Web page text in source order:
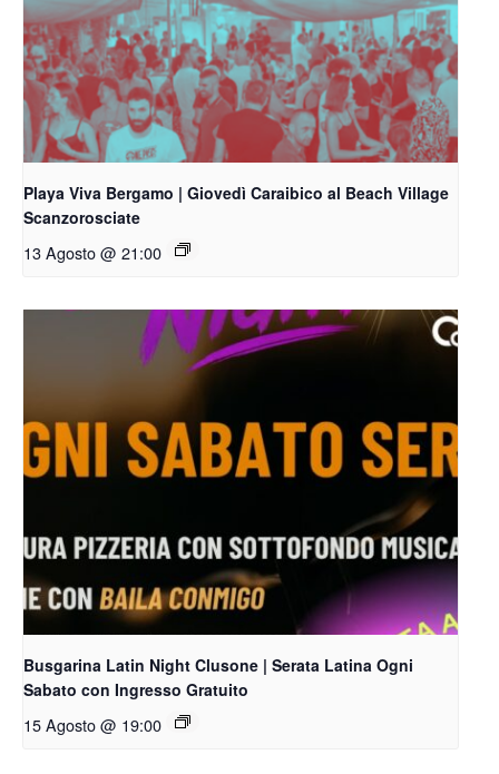
Playa Viva Bergamo | Giovedì Caraibico al Beach Village
Scanzorosciate
13 Agosto @ 21:00
Busgarina Latin Night Clusone | Serata Latina Ogni
Sabato con Ingresso Gratuito
15 Agosto @ 19:00